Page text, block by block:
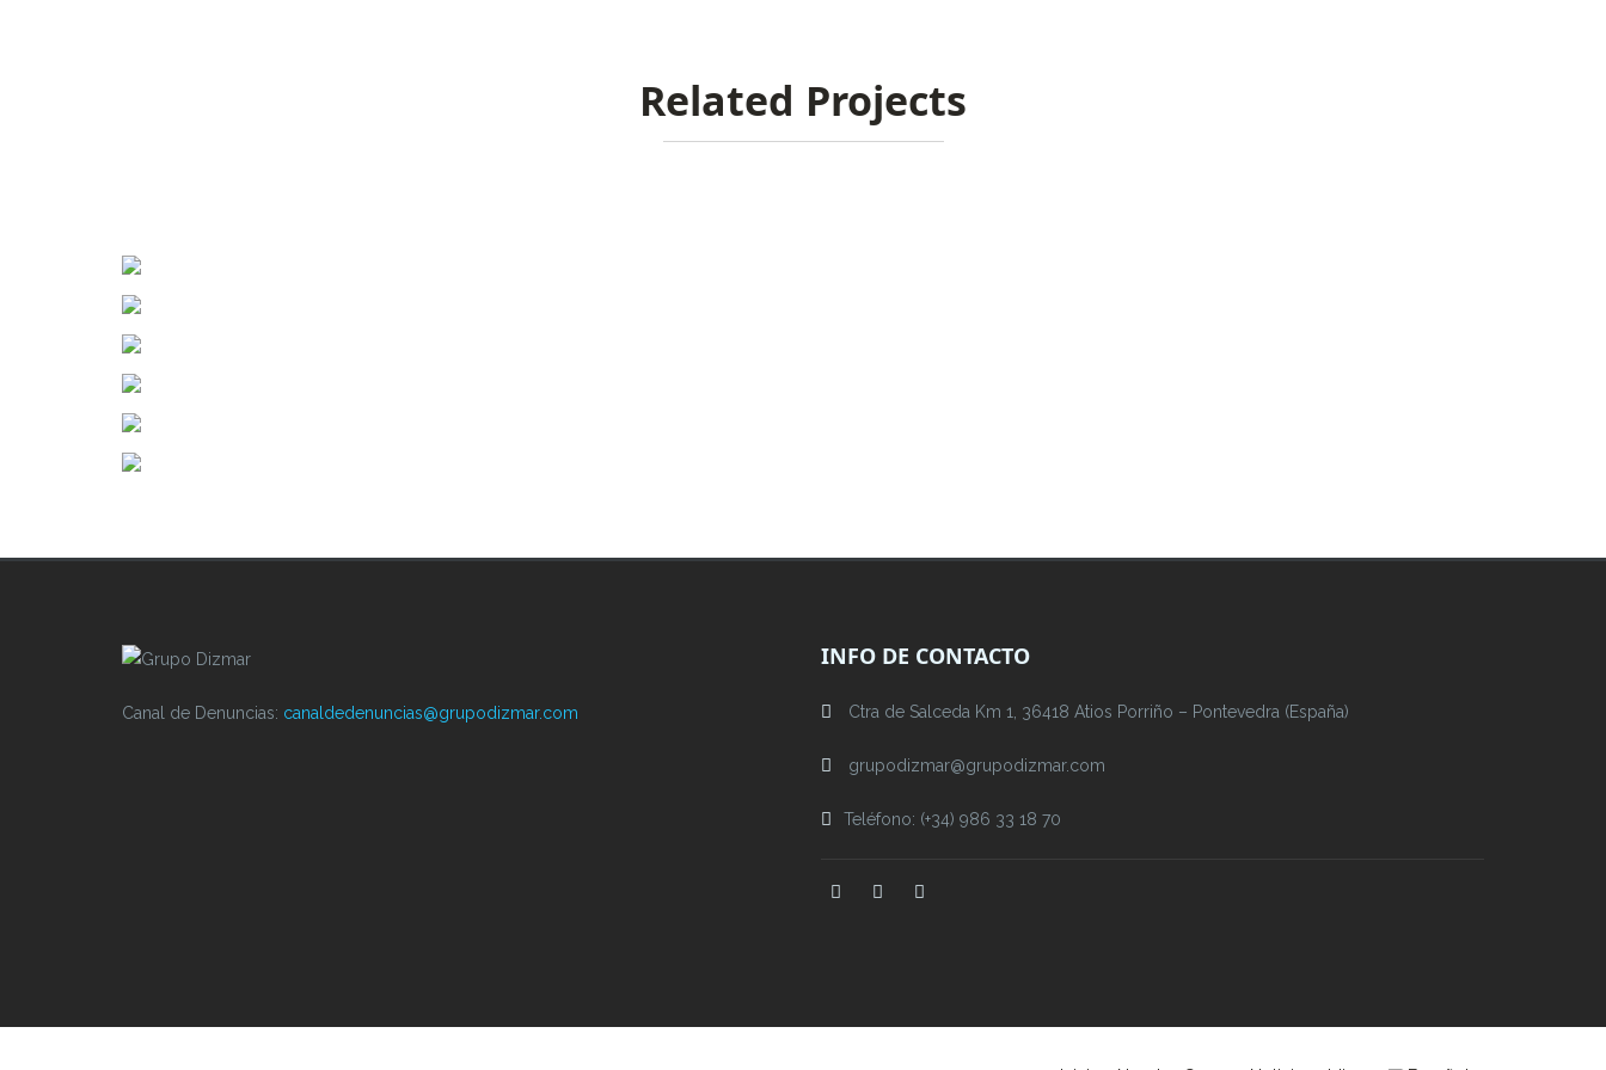
Related Projects
Canal de Denuncias: canaldedenuncias@grupodizmar.com
INFO DE CONTACTO
Ctra de Salceda Km 1, 36418 Atios Porriño – Pontevedra (España)
grupodizmar@grupodizmar.com
Teléfono: (+34) 986 33 18 70